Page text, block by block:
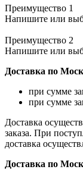
Преимущество 1
Напишите или
Преимущество 2
Напишите или
Доставка по
при сумме
при сумме
Доставка
заказа. При
доставка
Доставка по